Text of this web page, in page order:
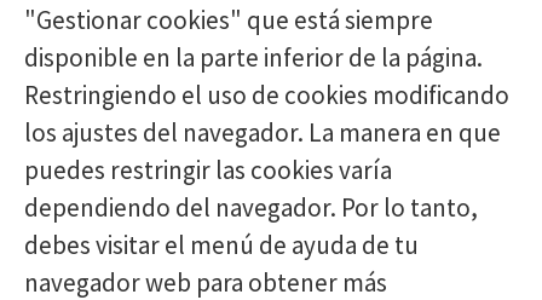
"Gestionar cookies" que está siempre
disponible en la parte inferior de la página.
Restringiendo el uso de cookies modificando
los ajustes del navegador. La manera en que
puedes restringir las cookies varía
dependiendo del navegador. Por lo tanto,
debes visitar el menú de ayuda de tu
navegador web para obtener más